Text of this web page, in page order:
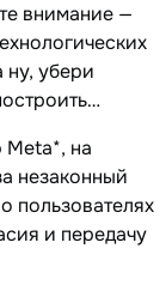
внимание —
ну, убери
на
незаконный
пользователях
и передачу